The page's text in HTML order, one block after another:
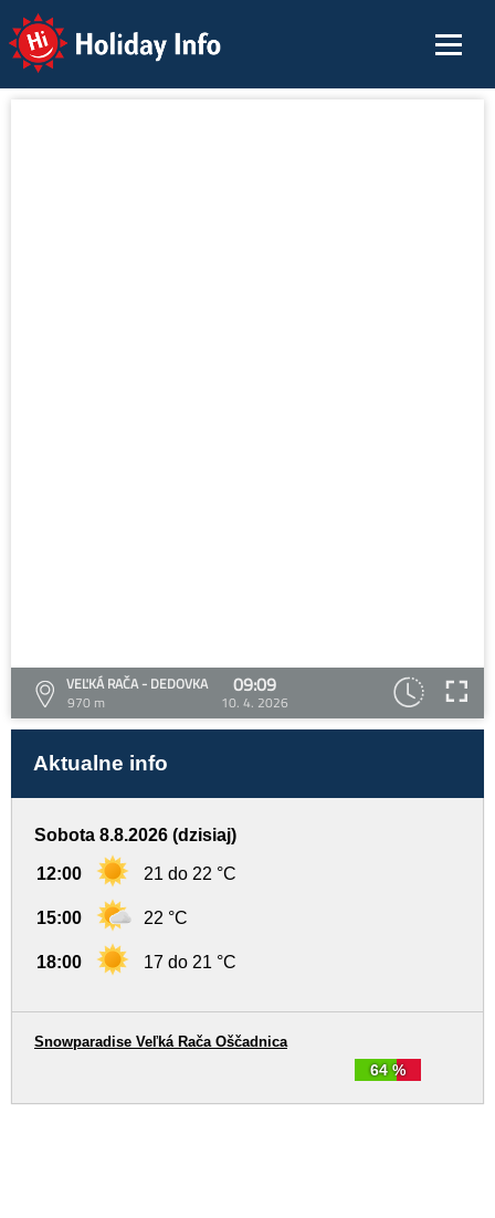
Holiday Info
VEĽKÁ RAČA - DEDOVKA
970 m
09:09
10. 4. 2026
Aktualne info
Sobota 8.8.2026 (dzisiaj)
12:00 21 do 22 °C
15:00 22 °C
18:00 17 do 21 °C
64 %
Snowparadise Veľká Rača Oščadnica